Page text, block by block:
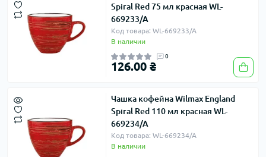
Spiral Red 75 мл красная WL-
669233/A
Код товара: WL-669233/A
В наличии
0
126.00 ₴
Чашка кофейна Wilmax England
Spiral Red 110 мл красная WL-
669234/A
Код товара: WL-669234/A
В наличии